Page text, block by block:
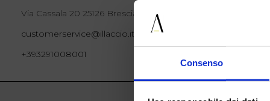
Consenso
Via Cassala 20 25126 Brescia
customerservice@illaccio.it
+393291008001